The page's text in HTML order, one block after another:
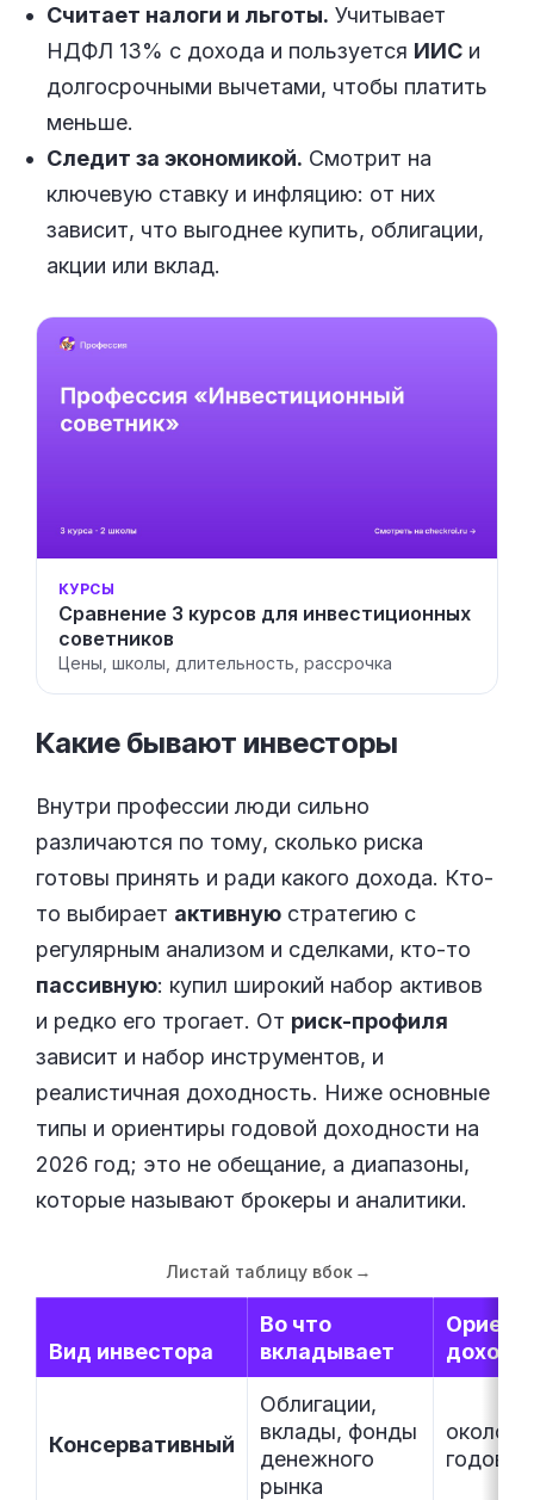
Считает налоги и льготы. Учитывает
НДФЛ 13% с дохода и пользуется ИИС и
долгосрочными вычетами, чтобы платить
меньше.
Следит за экономикой. Смотрит на
ключевую ставку и инфляцию: от них
зависит, что выгоднее купить, облигации,
акции или вклад.
КУРСЫ
Сравнение 3 курсов для инвестиционных
советников
Цены, школы, длительность, рассрочка
Какие бывают инвесторы
Внутри профессии люди сильно
различаются по тому, сколько риска
готовы принять и ради какого дохода. Кто-
то выбирает активную стратегию с
регулярным анализом и сделками, кто-то
пассивную: купил широкий набор активов
и редко его трогает. От риск-профиля
зависит и набор инструментов, и
реалистичная доходность. Ниже основные
типы и ориентиры годовой доходности на
2026 год; это не обещание, а диапазоны,
которые называют брокеры и аналитики.
Листай таблицу вбок →
Вид инвестора
Во что
вкладывает
Консервативный
Облигации,
вклады, фонды
денежного
рынка
около
годовых